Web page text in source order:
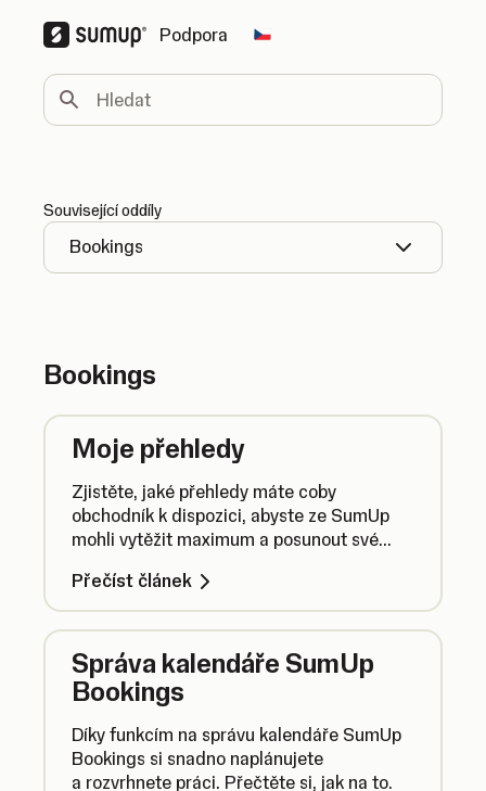
Podpora Change country
Hledat
Související oddíly
Bookings
Bookings
Moje přehledy
Zjistěte, jaké přehledy máte coby
obchodník k dispozici, abyste ze SumUp
mohli vytěžit maximum a posunout své
Přečíst článek
Správa kalendáře SumUp
Bookings
Díky funkcím na správu kalendáře SumUp
Bookings si snadno naplánujete
a rozvrhnete práci. Přečtěte si, jak na to.